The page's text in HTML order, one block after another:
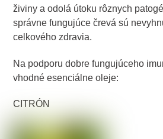
živiny a odolá útoku rôznych
správne fungujúce črevá sú
celkového zdravia.
Na podporu dobre fungujúceho
vhodné esenciálne oleje:
CITRÓN